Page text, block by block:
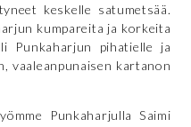
keskelle satumetsää.
kumpareita ja korkeita
Punkaharjun pihatielle ja
vaaleanpunaisen kartanon
Punkaharjulla Saimi